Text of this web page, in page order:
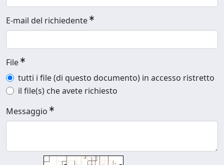
E-mail del richiedente
File
tutti i file (di questo documento) in accesso ristretto
il file(s) che avete richiesto
Messaggio